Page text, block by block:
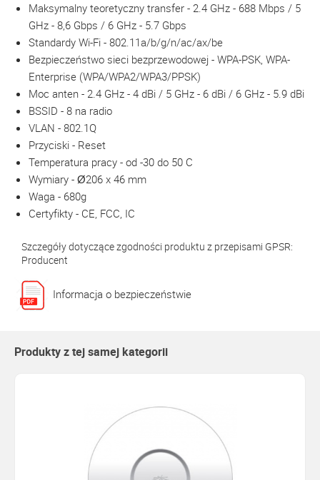
Maksymalny teoretyczny transfer - 2.4 GHz - 688 Mbps / 5
GHz - 8,6 Gbps / 6 GHz - 5.7 Gbps
Standardy Wi-Fi - 802.11a/b/g/n/ac/ax/be
Bezpieczeństwo sieci bezprzewodowej - WPA-PSK, WPA-
Enterprise (WPA/WPA2/WPA3/PPSK)
Moc anten - 2.4 GHz - 4 dBi / 5 GHz - 6 dBi / 6 GHz - 5.9 dBi
BSSID - 8 na radio
VLAN - 802.1Q
Przyciski - Reset
Temperatura pracy - od -30 do 50 C
Wymiary - Ø206 x 46 mm
Waga - 680g
Certyfikty - CE, FCC, IC
Szczegóły dotyczące zgodności produktu z przepisami GPSR:
Producent
Informacja o bezpieczeństwie
Produkty z tej samej kategorii